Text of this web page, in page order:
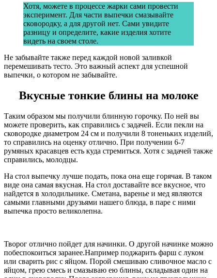
Хотя, можете в процессе жарки сами провести
эксперимент. Для части выпечки смазывайте
сковородку, а для другой нет. Сами увидите
разницу и определите, какие изделия хотите
видеть на своем столе.
Не забывайте также перед каждой новой заливкой
перемешивать тесто. Это важный аспект для успешной
выпечки, о котором не забывайте.
Вкусные тонкие блины на молоке
Таким образом мы получили блинную горочку. По ней вы
можете проверить, как справились с задачей. Если пекли на
сковородке диаметром 24 см и получили 8 тоненьких изделий,
то справились на оценку отлично. При получении 6-7
румяных красавцев есть куда стремиться. Хотя с задачей также
справились, молодцы.
На стол выпечку лучше подать, пока она еще горячая. В таком
виде она самая вкусная. На стол доставайте все вкусное, что
найдется в холодильнике. Сметана, варенье и мед являются
самыми главными друзьями нашего блюда, в паре с ними
выпечка просто великолепна.
Творог отлично пойдет для начинки. О другой начинке можно
побеспокоиться заранее.Например поджарить фарш с луком
или сварить рис с яйцом. Порой смешиваю сливочное масло с
яйцом, грею смесь и смазываю ею блины, складывая один на